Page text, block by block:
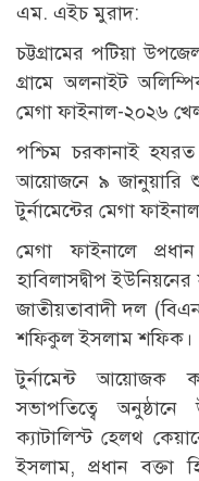
এম. এইচ মুরাদ:
চট্টগ্রামের পটিয়া
গ্রামে অলনাইট
মেগা ফাইনাল-২০২৬
পশ্চিম চরকানাই
আয়োজনে ৯ জানুয়ারি
টুর্নামেন্টের মেগা
মেগা ফাইনালে
হাবিলাসদ্বীপ
জাতীয়তাবাদী দল
শফিকুল ইসলাম শফিক।
টুর্নামেন্ট আয়োজক
সভাপতিত্বে
ক্যাটালিস্ট হেলথ
ইসলাম, প্রধান বক্তা